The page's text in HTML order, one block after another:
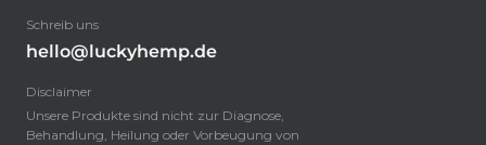
Schreib uns
hello@luckyhemp.de
Disclaimer
Unsere Produkte sind nicht zur Diagnose,
Behandlung, Heilung oder Vorbeugung von